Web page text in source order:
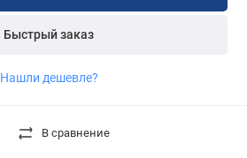
Быстрый заказ
Нашли дешевле?
В сравнение